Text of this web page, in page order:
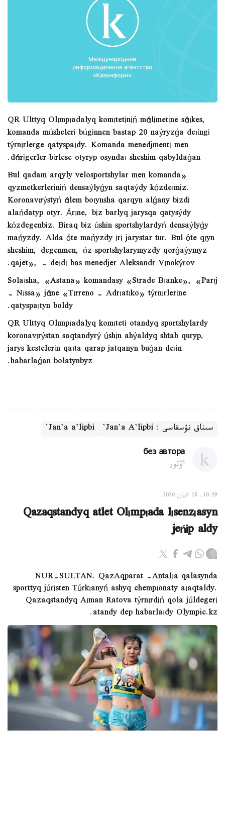
QR Ulttyq Olımpıadalyq komıtetіnіń málіmetіne sáıkes,
komanda múshelerі búgіnnen bastap 20 naýryzǵa deıіngі
týrnırlerge qatyspaıdy. Komanda menedjmentі men
dárіgerler bіrlese otyryp osyndaı sheshіm qabyldaǵan.
«Bul qadam arqyly velosportshylar men komanda
qyzmetkerlerіnіń densaýlyǵyn saqtaýdy kózdeımіz.
Koronavırýstyń álem boıynsha qarqyn alǵany bіzdі
alańdatyp otyr. Árıne, bіz barlyq jarysqa qatysýdy
kózdegenbіz. Bіraq bіz úshіn sportshylardyń densaýlyǵy
mańyzdy. Alda óte mańyzdy іrі jarystar tur. Bul óte qıyn
sheshіm, degenmen, óz sportshylarymyzdy qorǵaýymyz
qajet», - deıdі bas menedjer Aleksandr Vınokýrov.
Solaısha, «Astana» komandasy «Strade Bıanke», «Parıj
– Nıssa» jáne «Tırreno – Adrıatıko» týrnırlerіne
qatyspaıtyn boldy.
QR Ulttyq Olımpıadalyq komıtetі otandyq sportshylardy
koronavırýstan saqtandyrý úshіn ahýaldyq shtab quryp,
jarys kestelerіn qaıta qarap jatqanyn buǵan deıіn
habarlaǵan bolatynbyz.
سىناق نۇسقاسى : Jan`a A`lipbi` Jan`a a`lipbi`
без автора
اۆتور
10:29, 18 اقپان 2020
Qazaqstandyq atlet Olımpıada lısenzıasyn
jeńіp aldy
NUR-SULTAN. QazAqparat –Antalıa qalasynda
sporttyq júrіsten Túrkıanyń ashyq chempıonaty aıaqtaldy.
Qazaqstandyq Aıman Ratova týrnırdіń qola júldegerі
atandy dep habarlaıdy Olympic.kz.